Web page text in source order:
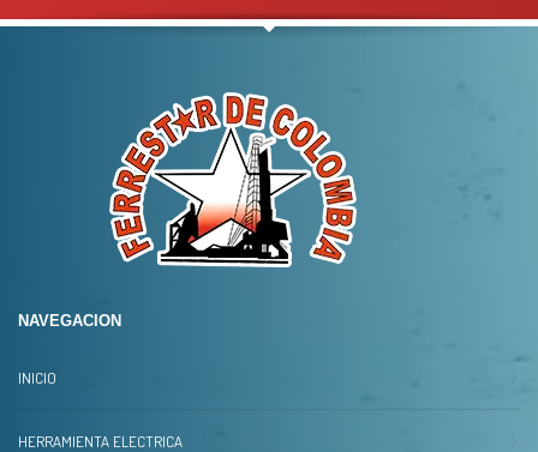
NAVEGACION
INICIO
HERRAMIENTA ELECTRICA